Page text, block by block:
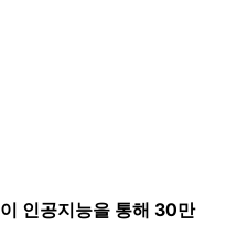
인공지능을 통해 30만